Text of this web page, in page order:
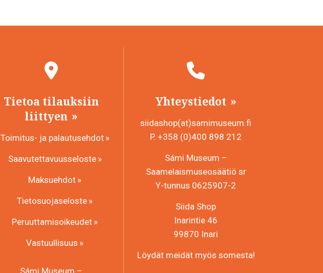
Tietoa tilauksiin
liittyen
Toimitus- ja palautusehdot
Saavutettavuusseloste
Maksuehdot
Tietosuojaseloste
Peruuttamisoikeudet
Vastuullisuus
Yhteystiedot
siidashop(at)samimuseum.fi
P. +358 (0)400 898 212
Sámi Museum –
Saamelaismuseosäätiö sr
Y-tunnus 0625907-2
Siida Shop
Inarintie 46
99870 Inari
Löydät meidät myös somesta!